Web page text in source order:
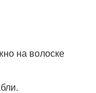
на волоске